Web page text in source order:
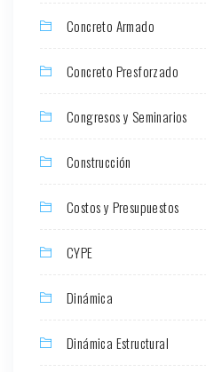
Concreto Armado
Concreto Presforzado
Congresos y Seminarios
Construcción
Costos y Presupuestos
CYPE
Dinámica
Dinámica Estructural